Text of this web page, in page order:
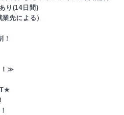
り(14日間)
先による）
！≫